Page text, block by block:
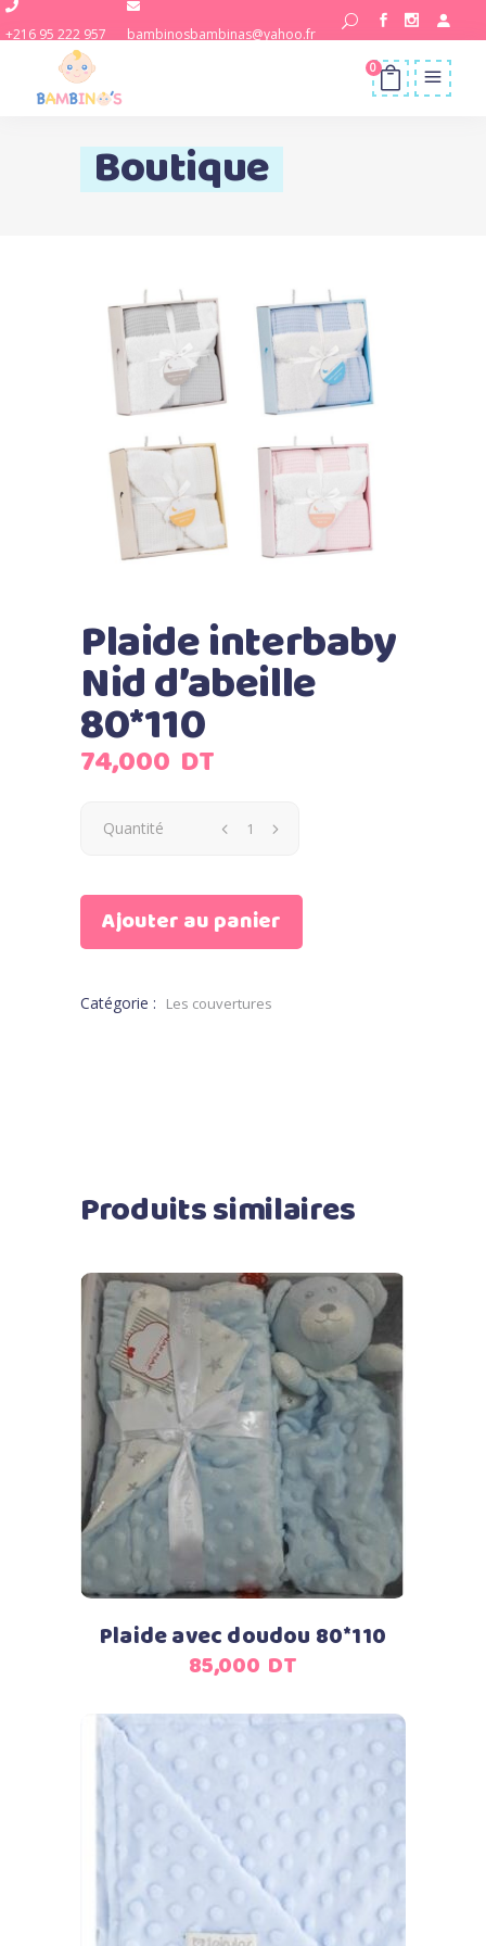
+216 95 222 957 bambinosbambinas@yahoo.fr
0
Boutique
Plaide interbaby
Nid d’abeille
80*110
74,000 DT
Quantité
Ajouter au panier
Catégorie : Les couvertures
Produits similaires
Ajouter au panier
Plaide avec doudou 80*110
85,000 DT
Ajouter au panier